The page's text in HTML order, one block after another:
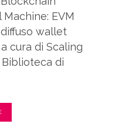
Machine: EVM
diffuso wallet
cura di Scaling
di